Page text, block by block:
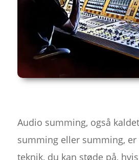
Audio summing, også
summing eller summing,
teknik, du kan støde på,